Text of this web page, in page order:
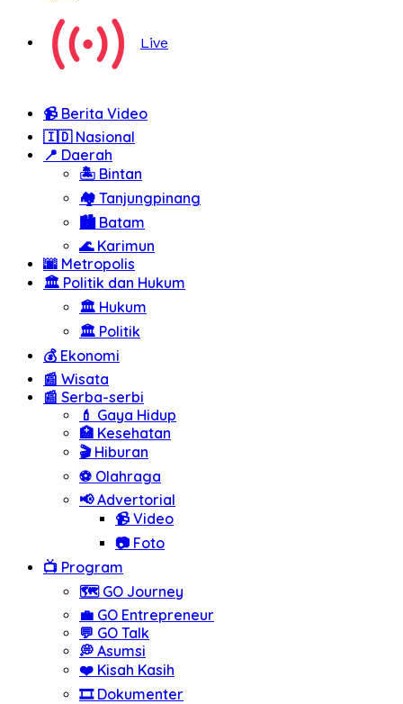
Live
Berita Video
Nasional
Daerah
Bintan
Tanjungpinang
Batam
Karimun
Metropolis
Politik dan Hukum
Hukum
Politik
Ekonomi
Wisata
Serba-serbi
Gaya Hidup
Kesehatan
Hiburan
Olahraga
Advertorial
Video
Foto
Program
GO Journey
GO Entrepreneur
GO Talk
Asumsi
Kisah Kasih
Dokumenter